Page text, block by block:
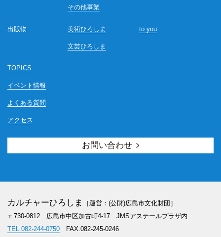
その他事業
出版物 美術ひろしま
文芸ひろしま
to you
TOPICS
イベント情報
よくある質問
アクセス
お問い合わせ
カルチャーひろしま
［運営：(公財)広島市文化財団］
〒730-0812 広島市中区加古町4-17 JMSアステールプラザ内
TEL.082-244-0750FAX.082-245-0246